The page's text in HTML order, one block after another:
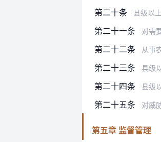
第二十条 县级以上
第二十一条 对需
第二十二条 从事农
第二十三条 县级
第二十四条 县级
第二十五条 对威胁
第五章 监督管理